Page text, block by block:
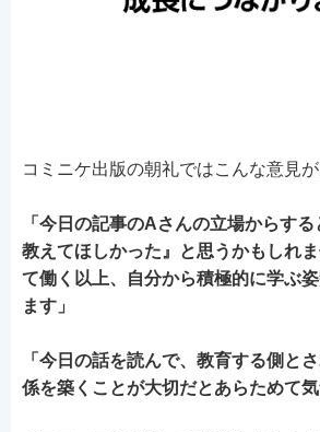
コミニケ出版の朝礼ではこんな意見が
「今日の記事のAさんの立場からす
教えてほしかった』と思うかもしれ
て働く以上、自分から積極的に学ぶ
ます」
「今日の話を読んで、教育する側と
係を築くことが大切だとあらためて気